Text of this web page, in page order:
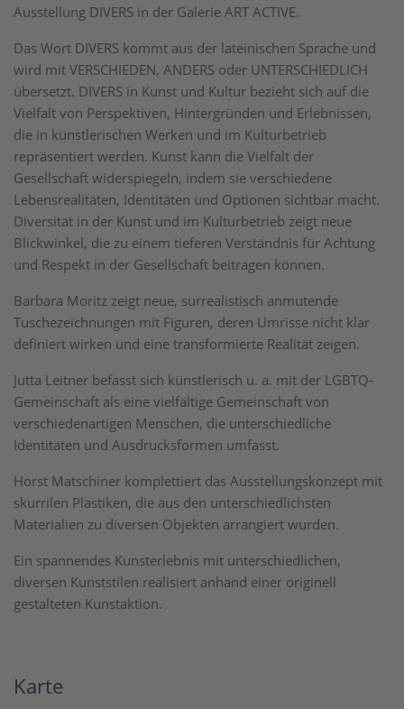
Ausstellung DIVERS in der Galerie ART ACTIVE.
Das Wort DIVERS kommt aus der lateinischen Sprache und
wird mit VERSCHIEDEN, ANDERS oder UNTERSCHIEDLICH
übersetzt. DIVERS in Kunst und Kultur bezieht sich auf die
Vielfalt von Perspektiven, Hintergründen und Erlebnissen,
die in künstlerischen Werken und im Kulturbetrieb
repräsentiert werden. Kunst kann die Vielfalt der
Gesellschaft widerspiegeln, indem sie verschiedene
Lebensrealitäten, Identitäten und Optionen sichtbar macht.
Diversität in der Kunst und im Kulturbetrieb zeigt neue
Blickwinkel, die zu einem tieferen Verständnis für Achtung
und Respekt in der Gesellschaft beitragen können.
Barbara Moritz zeigt neue, surrealistisch anmutende
Tuschezeichnungen mit Figuren, deren Umrisse nicht klar
definiert wirken und eine transformierte Realität zeigen.
Jutta Leitner befasst sich künstlerisch u. a. mit der LGBTQ-
Gemeinschaft als eine vielfältige Gemeinschaft von
verschiedenartigen Menschen, die unterschiedliche
Identitäten und Ausdrucksformen umfasst.
Horst Matschiner komplettiert das Ausstellungskonzept mit
skurrilen Plastiken, die aus den unterschiedlichsten
Materialien zu diversen Objekten arrangiert wurden.
Ein spannendes Kunsterlebnis mit unterschiedlichen,
diversen Kunststilen realisiert anhand einer originell
gestalteten Kunstaktion.
Karte